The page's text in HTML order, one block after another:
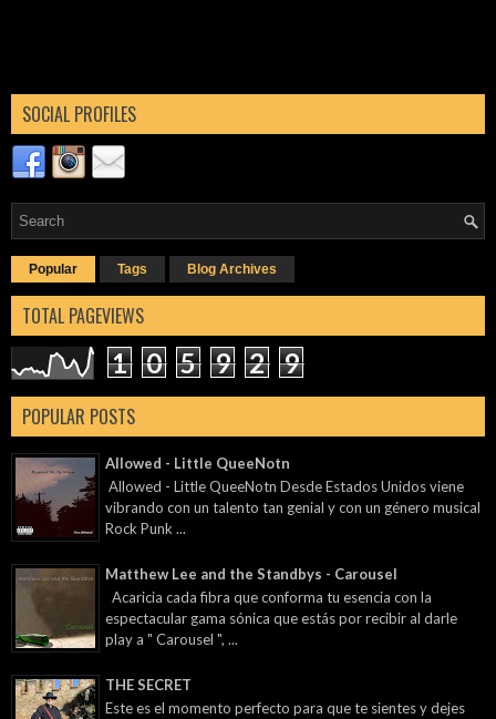
SOCIAL PROFILES
Popular Tags Blog Archives
TOTAL PAGEVIEWS
1 0 5 9 2 9
POPULAR POSTS
Allowed - Little QueeNotn
Allowed - Little QueeNotn Desde Estados Unidos viene
vibrando con un talento tan genial y con un género musical
Rock Punk ...
Matthew Lee and the Standbys - Carousel
Acaricia cada fibra que conforma tu esencia con la
espectacular gama sónica que estás por recibir al darle
play a " Carousel ", ...
THE SECRET
Este es el momento perfecto para que te sientes y dejes